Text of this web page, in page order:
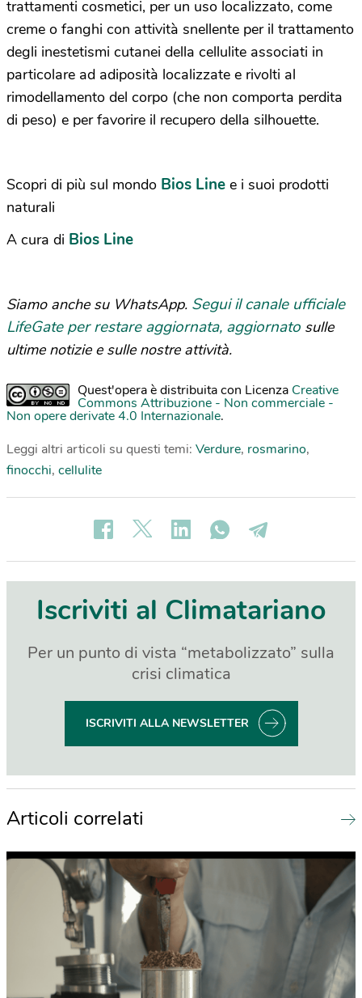
trattamenti cosmetici, per un uso localizzato, come
creme o fanghi con attività snellente per il trattamento
degli inestetismi cutanei della cellulite associati in
particolare ad adiposità localizzate e rivolti al
rimodellamento del corpo (che non comporta perdita
di peso) e per favorire il recupero della silhouette.
Scopri di più sul mondo Bios Line e i suoi prodotti
naturali
A cura di Bios Line
Siamo anche su WhatsApp. Segui il canale ufficiale
LifeGate per restare aggiornata, aggiornato sulle
ultime notizie e sulle nostre attività.
Quest'opera è distribuita con Licenza Creative
Commons Attribuzione - Non commerciale -
Non opere derivate 4.0 Internazionale.
Leggi altri articoli su questi temi: Verdure, rosmarino,
finocchi, cellulite
Iscriviti al Climatariano
Per un punto di vista “metabolizzato” sulla
crisi climatica
ISCRIVITI ALLA NEWSLETTER
Articoli correlati